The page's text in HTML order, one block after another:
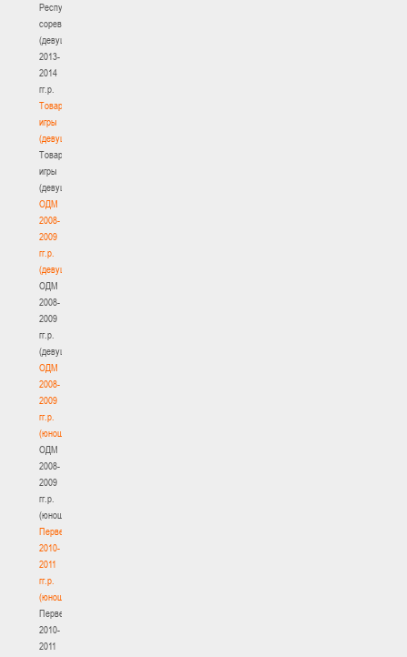
Республиканские
соревнования
(девушки)
2013-
2014
гг.р.
Товарищеские
игры
(девушки)
Товарищеские
игры
(девушки)
ОДМ
2008-
2009
гг.р.
(девушки)
ОДМ
2008-
2009
гг.р.
(девушки)
ОДМ
2008-
2009
гг.р.
(юноши)
ОДМ
2008-
2009
гг.р.
(юноши)
Первенство
2010-
2011
гг.р.
(юноши)
Первенство
2010-
2011